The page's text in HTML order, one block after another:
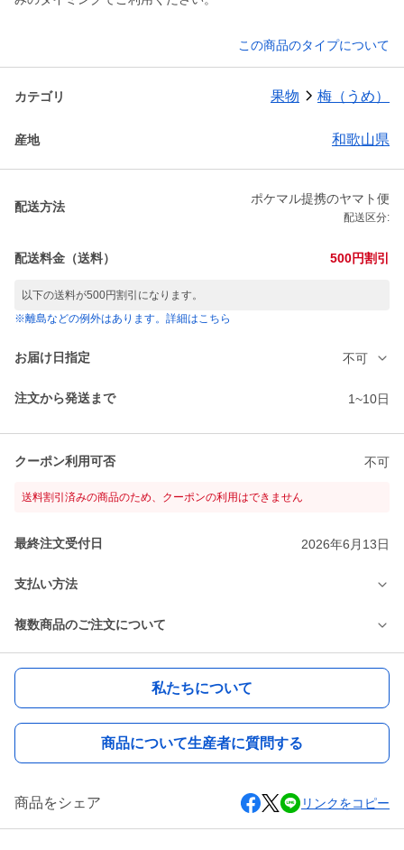
この商品のタイプについて
カテゴリ 果物 梅（うめ）
産地 和歌山県
配送方法
ポケマル提携のヤマト便
配送区分:
配送料金（送料） 500円割引
以下の送料が500円割引になります。
※離島などの例外はあります。詳細はこちら
お届け日指定 不可
注文から発送まで 1~10日
クーポン利用可否 不可
送料割引済みの商品のため、クーポンの利用はできません
最終注文受付日 2026年6月13日
支払い方法
複数商品のご注文について
私たちについて
商品について生産者に質問する
商品をシェア リンクをコピー